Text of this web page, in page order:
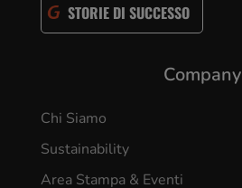
STORIE DI SUCCESSO
Company
Chi Siamo
Sustainability
Area Stampa & Eventi